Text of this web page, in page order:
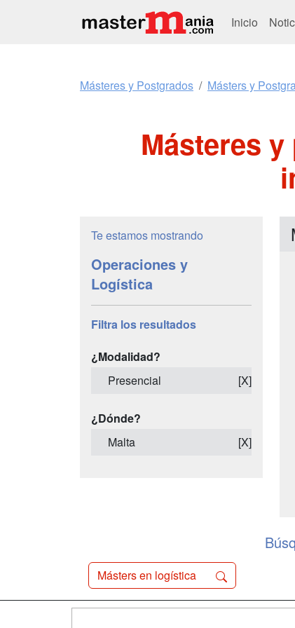
Inicio
Másteres y Postgrados Másters y
Másteres
Te estamos mostrando
Operaciones y
Logística
Filtra los resultados
¿Modalidad?
Presencial
[X]
¿Dónde?
Malta
[X]
Másters en logística